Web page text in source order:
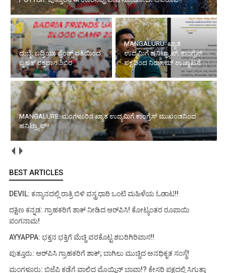
ದುಬೈ: ಬದ್ರಿಯಾ ಫ್ರೆಂಡ್ಸ್ ವತಿಯಿಂದ ಬೃಹತ್
ರಕ್ತದಾನ ಶಿಬಿರ
MANGALURU: ಖ್ಯಾತ
ಉದ್ಯಮಿಗೆ ಹನಿಟ್ರ್ಯಾಪ್; ಕಾಂಗ್ರೆಸ್
ಪಕ್ಷದಿಂದ ನಿಝಾಮ್ ಉಚ್ಛಾಟನೆ
MANGALURE: ಮಂಗಳೂರಿನ ಖ್ಯಾತ ಉದ್ಯಮಿಗೆ ಕಾಂಗ್ರೆಸ್
ಮುಖಂಡನಿಂದ ಹನಿಟ್ರ್ಯಾಪ್!!
ಮೂಡುಬಿದಿರೆ: ಹೆದ್ದಾರಿ ಸಮಸ್ಯೆ ಹೇಳಲು ಹೋದವರಿಗೆ ಅವಮಾನ!? ಸಂಸದರ
ವಿರುದ್ಧ ಬಿಜೆಪಿ ಮಂಡಲ ಉಪಾಧ್ಯಕ್ಷನ ಆಕ್ರೋಶ!
BEST ARTICLES
DEVIL: ಕನ್ಯಾನದಲ್ಲಿ ರಾತ್ರಿ ಬಿಳಿ ವಸ್ತ್ರಧಾರಿ ಒಂಟಿ ಮಹಿಳೆಯ ಓಡಾಟ!!
ದಕ್ಷಿಣ ಕನ್ನಡ: ಗ್ರಾಹಕರಿಗೆ ಶಾಕ್ ನೀಡಿದ ಆರ್‌ಪಿಸಿ! ಕೋಟ್ಯಂತರ ರೂಪಾಯಿ
ಪಂಗನಾಮ!
AYYAPPA: ಭಕ್ತನ ಭಕ್ತಿಗೆ ಮೆಚ್ಚಿ ವರಕೊಟ್ಟ ಶಬರಿಗಿರಿವಾಸ!!
ಪುತ್ತೂರು: ಆರ್‌ಪಿಸಿ ಗ್ರಾಹಕರಿಗೆ ಶಾಕ್; ಬಾಗಿಲು ಮುಚ್ಚಿದ ಅನಧಿಕೃತ ಸಂಸ್ಥೆ!
ಮಂಗಳೂರು: ಬಿಜೆಪಿ ಕಡೆಗೆ ವಾಲಿದ ಮೊಯ್ದಿನ್ ಬಾವಾ!? ಕೇಸರಿ ಪಕ್ಷದಲ್ಲಿ ಸಿಗುತ್ತಾ